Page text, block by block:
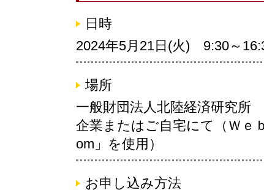
日時
2024年5月21日(火) 9:30～
場所
一般財団法人北陸経済研究
企業またはご自宅にて（Ｗｅ
om」を使用）
お申し込み方法